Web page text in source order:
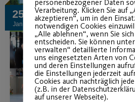
25
Jan.
personenbezogener Daten
Verarbeitung. Klicken Sie auf
akzeptieren“, um in den
notwendigen Cookies
„Alle ablehnen“, wenn Sie
entscheiden. Sie können
verwalten“ detaillierte
uns eingesetzten Arten von
und deren Einstellungen
die Einstellungen jederzeit
Cookies auch nachträglich
(z.B. in der
auf unserer Webseite).